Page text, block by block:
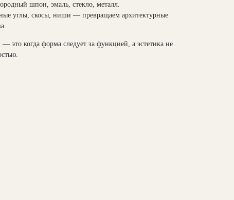
шпон, эмаль, стекло, металл.
углы, скосы, ниши — превращаем архитектурные
когда форма следует за функцией, а эстетика не